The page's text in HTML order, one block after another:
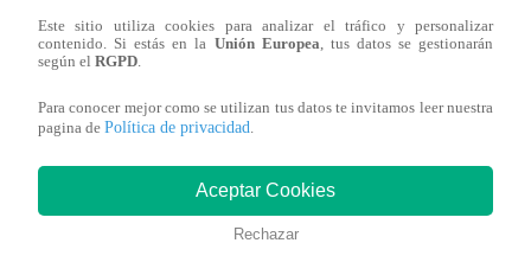
También te puede
interesar
Este sitio utiliza cookies para analizar el tráfico y personalizar
contenido. Si estás en la Unión Europea, tus datos se gestionarán
según el RGPD.
Para conocer mejor como se utilizan tus datos te invitamos leer nuestra
pagina de Política de privacidad.
Aceptar Cookies
Rechazar